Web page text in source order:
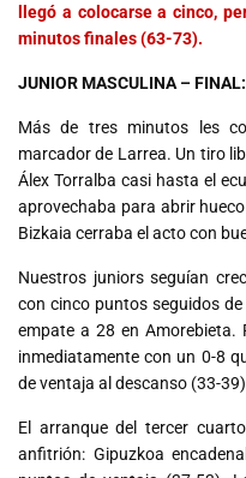
llegó a colocarse a cinco,
minutos finales (63-73).
JUNIOR MASCULINA –
Más de tres minutos les
marcador de Larrea. Un tiro
Álex Torralba casi hasta el
aprovechaba para abrir
Bizkaia cerraba el acto con
Nuestros juniors seguían
con cinco puntos seguidos
empate a 28 en Amorebieta.
inmediatamente con un 0-8
de ventaja al descanso (33-
El arranque del tercer
anfitrión: Gipuzkoa